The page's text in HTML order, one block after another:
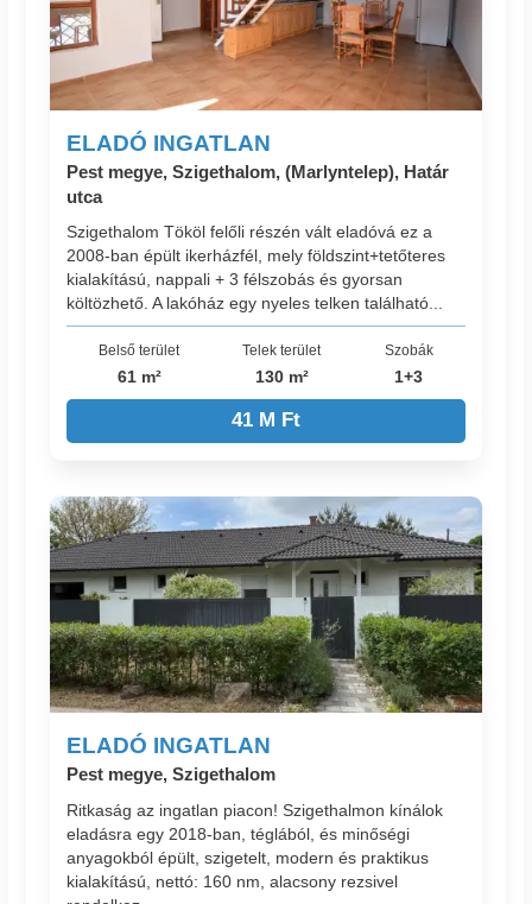
ELADÓ INGATLAN
Pest megye, Szigethalom, (Marlyntelep), Határ
utca
Szigethalom Tököl felőli részén vált eladóvá ez a
2008-ban épült ikerházfél, mely földszint+tetőteres
kialakítású, nappali + 3 félszobás és gyorsan
költözhető. A lakóház egy nyeles telken található...
Belső terület
61 m²
Telek terület
130 m²
Szobák
1+3
41 M Ft
ELADÓ INGATLAN
Pest megye, Szigethalom
Ritkaság az ingatlan piacon! Szigethalmon kínálok
eladásra egy 2018-ban, téglából, és minőségi
anyagokból épült, szigetelt, modern és praktikus
kialakítású, nettó: 160 nm, alacsony rezsivel